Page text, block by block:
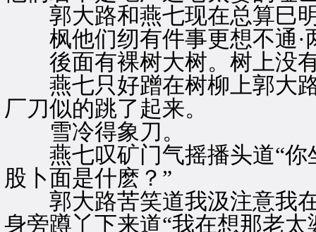
郭大路和燕七现在总算巳
枫他们纫有件事更想不通·
後面有裸树大树。树上没
燕七只好蹭在树柳上郭大路
厂刀似的跳了起来。
雪冷得象刀。
燕七叹矿门气摇播头道“你
股卜面是什麽？”
郭大路苦笑道我汲注意我在
身旁蹲丫下来道“我在想那老